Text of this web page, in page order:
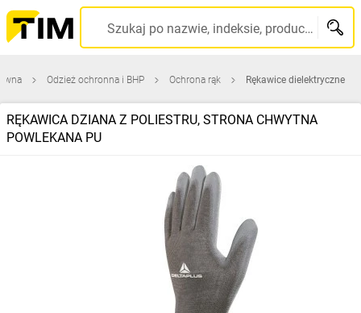
Szukaj po nazwie, indeksie, producencie, kodzie kreskowym...
Odzież ochronna i BHP Ochrona rąk Rękawice dielektryczne
RĘKAWICA DZIANA Z POLIESTRU, STRONA CHWYTNA
POWLEKANA PU